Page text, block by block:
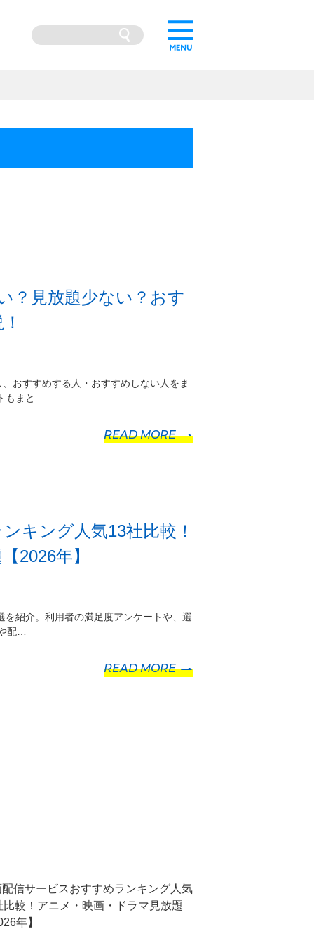
？見放題少ない？おす
おすすめする人・おすすめしない人をま
もまと…
READ MORE
キング人気13社比較！
2026年】
紹介。利用者の満足度アンケートや、選
配…
READ MORE
信サービスおすすめランキング人気
比較！アニメ・映画・ドラマ見放題
年】